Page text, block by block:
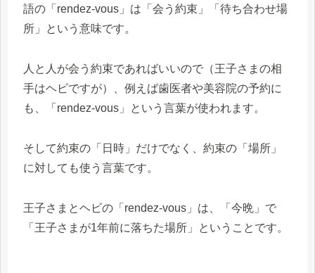
語の「rendez-vous」は「会う約束」「待ち合わせ場
所」という意味です。
人と人が会う約束であればいいので（王子さまの相
手はヘビですが）、例えば歯医者や美容院の予約に
も、「rendez-vous」という言葉が使われます。
そして約束の「日時」だけでなく、約束の「場所」
に対しても使う言葉です。
王子さまとヘビの「rendez-vous」は、「今晩」で
「王子さまが1年前に落ちた場所」ということです。